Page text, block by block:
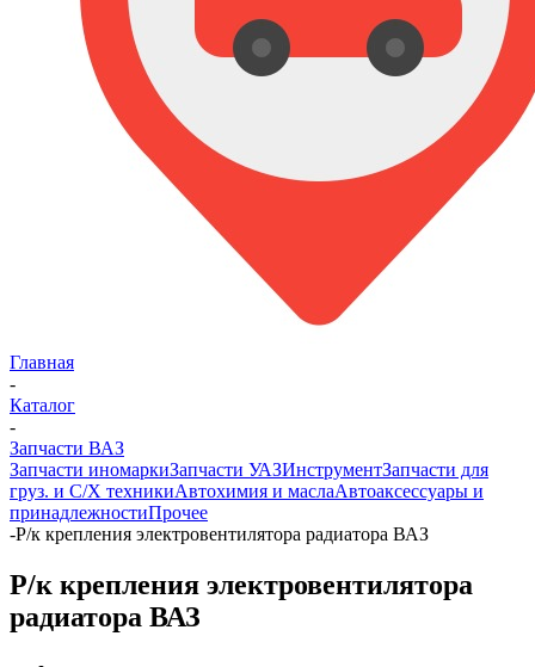
Главная
-
Каталог
-
Запчасти ВАЗ
Запчасти иномаркиЗапчасти УАЗИнструментЗапчасти для
груз. и С/Х техникиАвтохимия и маслаАвтоаксессуары и
принадлежностиПрочее
-Р/к крепления электровентилятора радиатора ВАЗ
Р/к крепления электровентилятора
радиатора ВАЗ